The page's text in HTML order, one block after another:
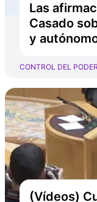
Las
Casado
y
CONTROL DEL PODER
(Vídeos)